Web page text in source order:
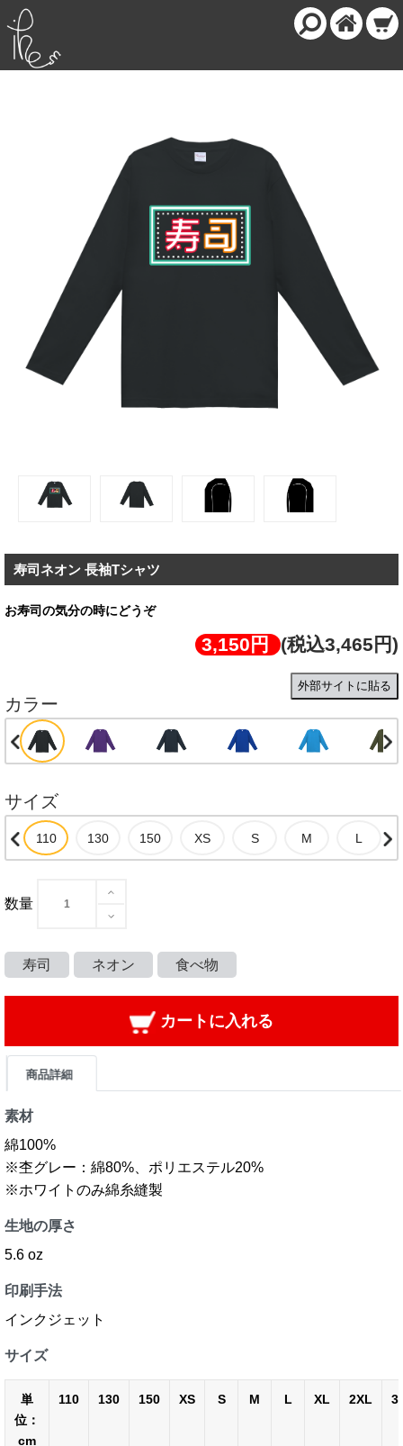
寿司ネオン 長袖Tシャツ
お寿司の気分の時にどうぞ
3,150円 (税込3,465円)
外部サイトに貼る
カラー
サイズ
数量
寿司 ネオン 食べ物
カートに入れる
商品詳細
素材
綿100%
※杢グレー：綿80%、ポリエステル20%
※ホワイトのみ綿糸縫製
生地の厚さ
5.6 oz
印刷手法
インクジェット
サイズ
単
位：
cm
110 130 150 XS S M L XL 2XL